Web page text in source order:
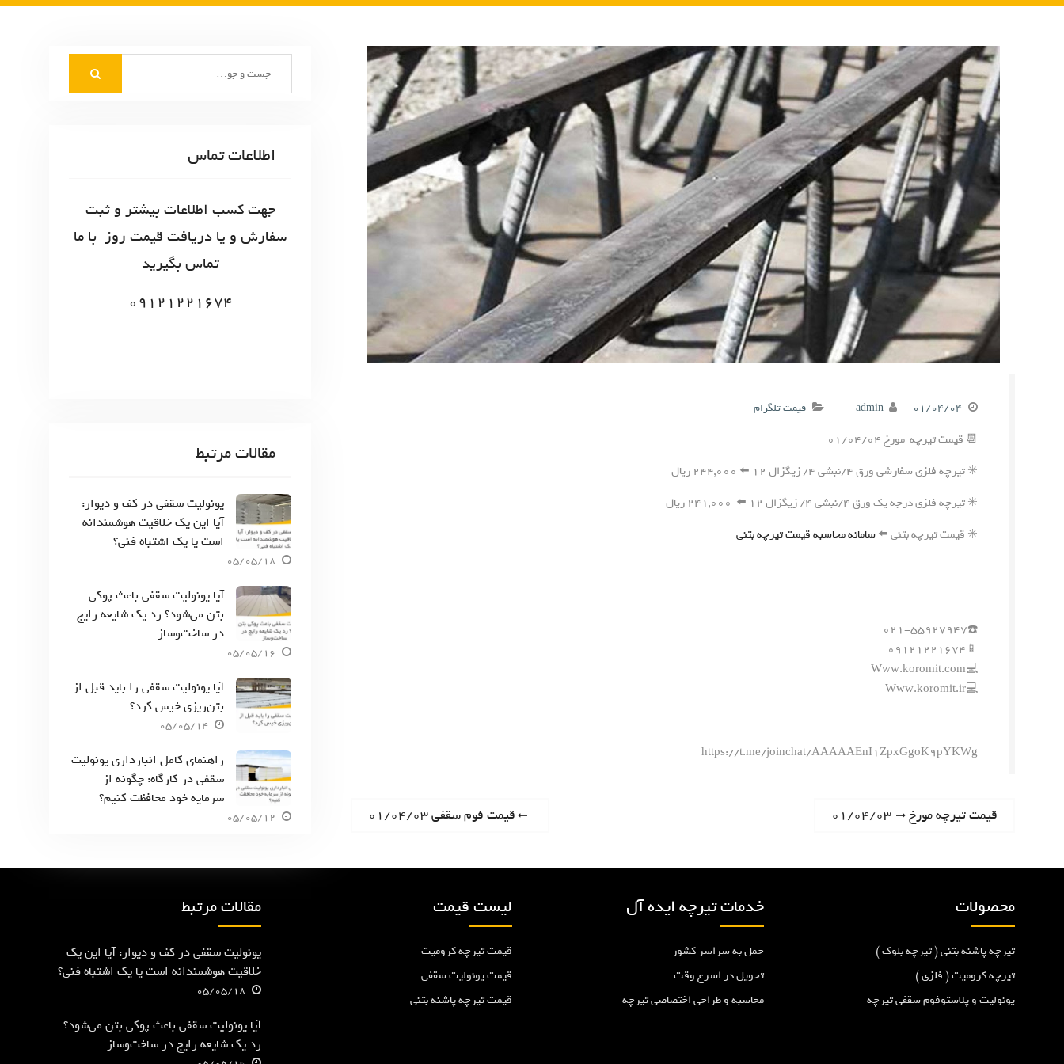
۰۱/۰۴/۰۴ admin قیمت تلگرام
📆 قیمت تیرچه مورخ ۰۱/۰۴/۰۴
✳️ تیرچه فلزی سفارشی ورق ۴/نبشی ۴/ زیگزال ۱۲ ⬅️ ۲۴۴,۰۰۰ ریال
✳️ تیرچه فلزی درجه یک ورق ۴/نبشی ۴/ زیگزال ۱۲ ⬅️ ۲۴۱,۰۰۰ ریال
✳️ قیمت تیرچه بتنی ⬅️سامانه محاسبه قیمت تیرچه بتنی
☎️۰۲۱-۵۵۹۲۷۹۴۷
📱۰۹۱۲۱۲۲۱۶۷۴
💻Www.koromit.com
💻Www.koromit.ir
https://t.me/joinchat/AAAAAEnI1ZpxGgoK9pYKWg
ه
ب
ر
P
v
o
u
s
p
o
قیمت فوم سقفی ۰۱/۰۴/۰۳
N
t
o
s
t
:
قیمت تیرچه مورخ ۰۱/۰۴/۰۳
اطلاعات تماس
جهت کسب اطلاعات بیشتر و ثبت
سفارش و یا دریافت قیمت روز با ما
تماس بگیرید
09121221674
مقالات مرتبط
یونولیت سقفی در کف و دیوار:
آیا این یک خلاقیت هوشمندانه
است یا یک اشتباه فنی؟
05/05/18
آیا یونولیت سقفی باعث پوکی
بتن می‌شود؟ رد یک شایعه رایج
در ساخت‌وساز
05/05/16
آیا یونولیت سقفی را باید قبل از
بتن‌ریزی خیس کرد؟
05/05/14
راهنمای کامل انبارداری یونولیت
سقفی در کارگاه: چگونه از
سرمایه خود محافظت کنیم؟
05/05/12
مقالات مرتبط
یونولیت سقفی در کف و دیوار: آیا این یک
خلاقیت هوشمندانه است یا یک اشتباه فنی؟
05/05/18
آیا یونولیت سقفی باعث پوکی بتن می‌شود؟
رد یک شایعه رایج در ساخت‌وساز
لیست قیمت
قیمت تیرچه کرومیت
قیمت یونولیت سقفی
قیمت تیرچه پاشنه بتنی
خدمات تیرچه ایده آل
حمل به سراسر کشور
تحویل در اسرع وقت
محاسبه و طراحی اختصاصی تیرچه
محصولات
تیرچه پاشنه بتنی ( تیرچه بلوک )
تیرچه کرومیت ( فلزی )
یونولیت و پلاستوفوم سقفی تیرچه